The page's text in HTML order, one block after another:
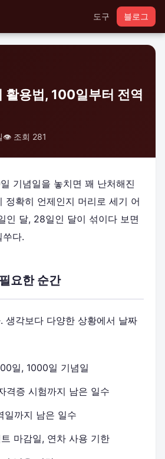
도구 블로그
활용법, 100일부터 전역
👁️ 조회 281
기념일을 놓치면 꽤 난처해진
정확히 언제인지 머리로 세기 어
인 달, 28일인 달이 섞이다 보면
다.
요한 순간
생각보다 다양한 상황에서 날짜
일, 1000일 기념일
격증 시험까지 남은 일수
일까지 남은 일수
마감일, 연차 사용 기한